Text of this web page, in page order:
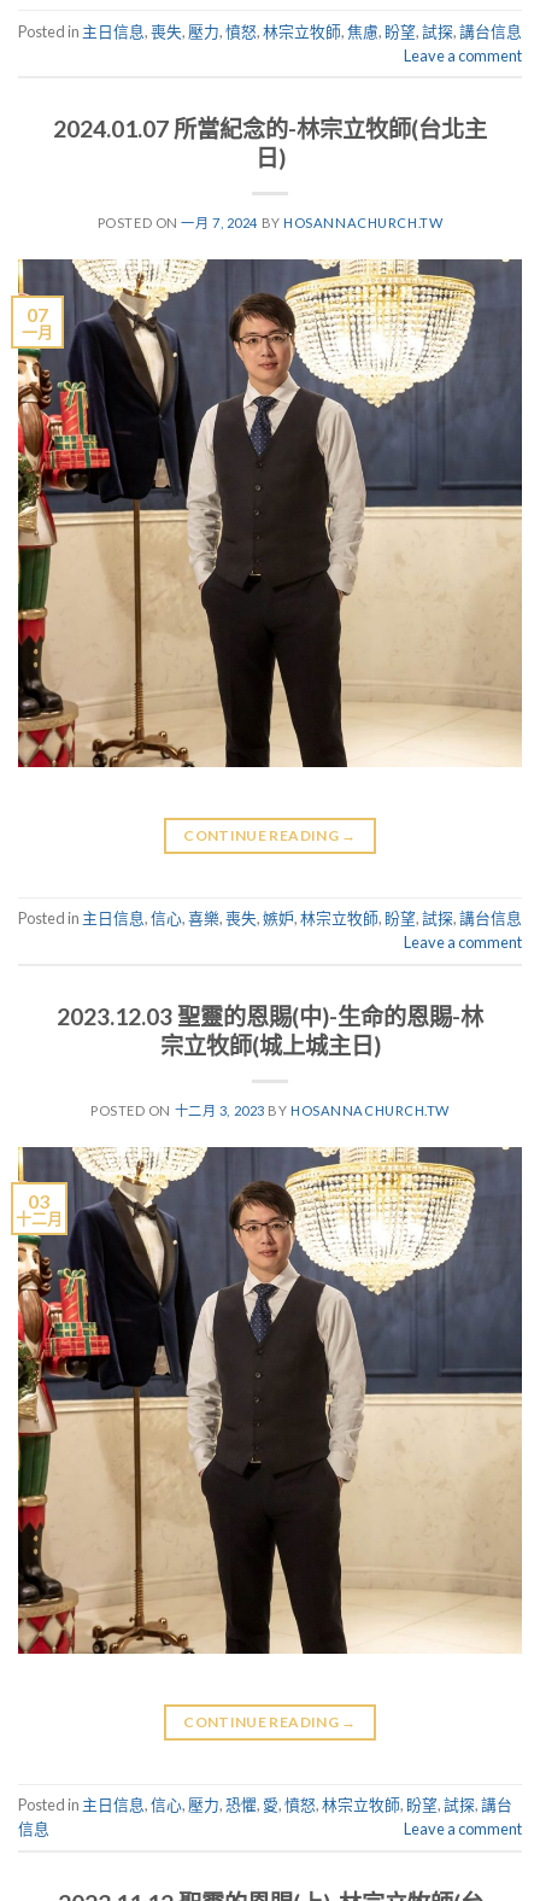
Posted in 主日信息,喪失, 壓力,憤怒,林宗立牧師,焦慮, 盼望,試探,講台信息
Leave a comment
2024.01.07 所當紀念的-林宗立牧師(台北主
日)
POSTED ON一月 7, 2024 BYHOSANNACHURCH.TW
07
一月
CONTINUE READING →
Posted in 主日信息,信心,喜樂,喪失,嫉妒,林宗立牧師, 盼望,試探,講台信息
Leave a comment
2023.12.03 聖靈的恩賜(中)-生命的恩賜-林
宗立牧師(城上城主日)
POSTED ON 十二月 3, 2023 BYHOSANNACHURCH.TW
03
十二月
CONTINUE READING →
Posted in 主日信息,信心, 壓力,恐懼, 愛,憤怒,林宗立牧師, 盼望,試探,講台
信息
Leave a comment